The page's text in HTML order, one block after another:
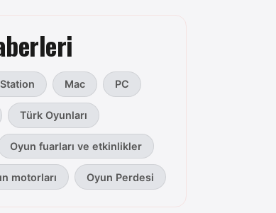
Oyun Günlüğü oyun haberleri kategorisinde; AAA
Mac PC
Türk Oyunları
Oyun fuarları ve etkinlikler
motorları Oyun Perdesi